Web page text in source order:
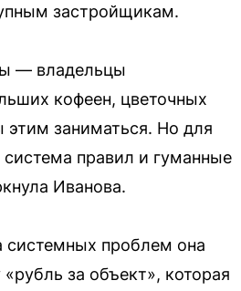
застройщикам.
— владельцы
кофеен, цветочных
этим заниматься. Но для
система правил и гуманные
Иванова.
системных проблем она
за объект», которая